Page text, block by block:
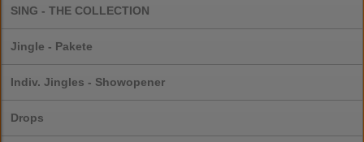
SING - THE COLLECTION
Jingle - Pakete
Indiv. Jingles - Showopener
Drops